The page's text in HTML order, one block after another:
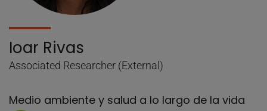
Ioar Rivas
Associated Researcher (External)
Medio ambiente y salud a lo largo de la vida